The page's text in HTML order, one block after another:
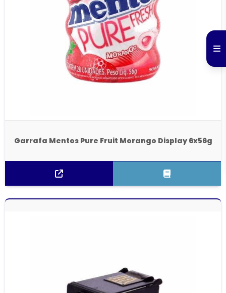
Garrafa Mentos Pure Fruit Morango Display 6x56g